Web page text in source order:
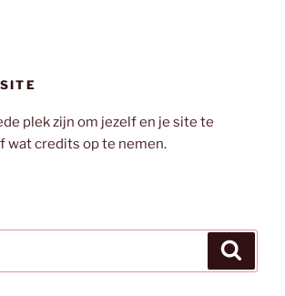
plek zijn om jezelf en je site te
wat credits op te nemen.